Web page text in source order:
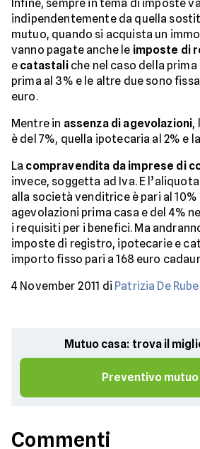
Infine, sempre in tema di imposte
indipendentemente da quella
mutuo, quando si acquista un
vanno pagate anche le imposte di
e catastaliche nel caso della
prima al 3% e le altre due sono
euro.
Mentre in assenza di agevolazioni,
è del 7%, quella ipotecaria al 2% e
La compravendita da imprese di
invece, soggetta ad Iva. E
alla società venditrice è pari al 10%
agevolazioni prima casa e del 4%
i requisiti per i benefici. Ma
imposte di registro, ipotecarie e
importo fisso pari a 168 euro
4 November 2011 di Patrizia De
Mutuo casa: trova il
Preventivo mutuo
Commenti